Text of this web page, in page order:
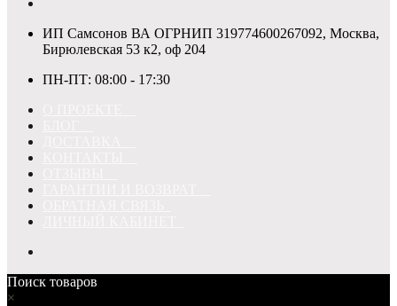
ИП Самсонов ВА ОГРНИП 319774600267092, Москва,
Бирюлевская 53 к2, оф 204
ПН-ПТ: 08:00 - 17:30
Поиск товаров
×